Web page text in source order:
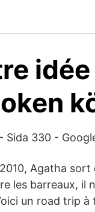
330 -
Agatha
les barreaux, il
un road trip à